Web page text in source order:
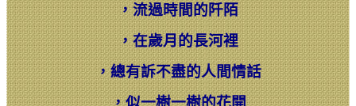
，流過時間的阡陌
，在歲月的長河裡
，總有訴不盡的人間情話
，似一樹一樹的花開